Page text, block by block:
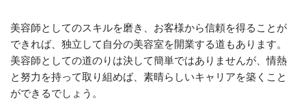
美容師としてのスキルを磨き、お客様から信頼を得ることが
できれば、独立して自分の美容室を開業する道もあります。
美容師としての道のりは決して簡単ではありませんが、情熱
と努力を持って取り組めば、素晴らしいキャリアを築くこと
ができるでしょう。